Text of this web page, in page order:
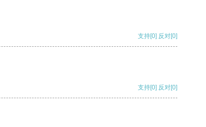
支持[0] 反对[0]
支持[0] 反对[0]